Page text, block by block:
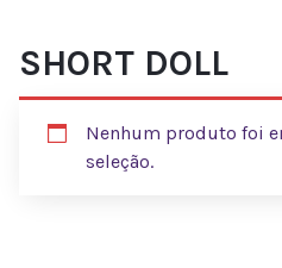
SHORT DOLL
Nenhum produto foi
seleção.